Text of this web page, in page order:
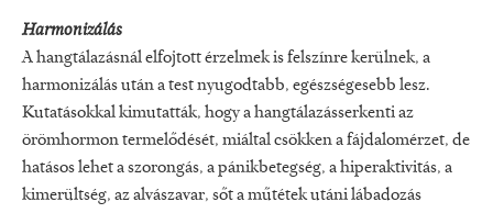
Harmonizálás
A hangtálazásnál elfojtott érzelmek is felszínre kerülnek, a
harmonizálás után a test nyugodtabb, egészségesebb lesz.
Kutatásokkal kimutatták, hogy a hangtálazásserkenti az
örömhormon termelődését, miáltal csökken a fájdalomérzet, de
hatásos lehet a szorongás, a pánikbetegség, a hiperaktivitás, a
kimerültség, az alvászavar, sőt a műtétek utáni lábadozás